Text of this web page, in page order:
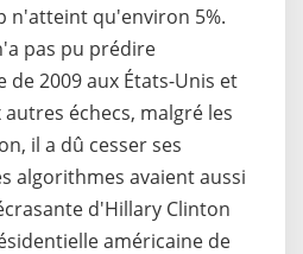
n'atteint qu'environ 5%.
pas pu prédire
2009 aux États-Unis et
échecs, malgré les
il a dû cesser ses
algorithmes avaient aussi
d'Hillary Clinton
américaine de